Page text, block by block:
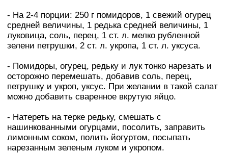
- На 2-4 порции: 250 г помидоров, 1 свежий огурец
средней величины, 1 редька средней величины, 1
луковица, соль, перец, 1 ст. л. мелко рубленной
зелени петрушки, 2 ст. л. укропа, 1 ст. л. уксуса.
- Помидоры, огурец, редьку и лук тонко нарезать и
осторожно перемешать, добавив соль, перец,
петрушку и укроп, уксус. При желании в такой салат
можно добавить сваренное вкрутую яйцо.
- Натереть на терке редьку, смешать с
нашинкованными огурцами, посолить, заправить
лимонным соком, полить йогуртом, посыпать
нарезанным зеленым луком и укропом.